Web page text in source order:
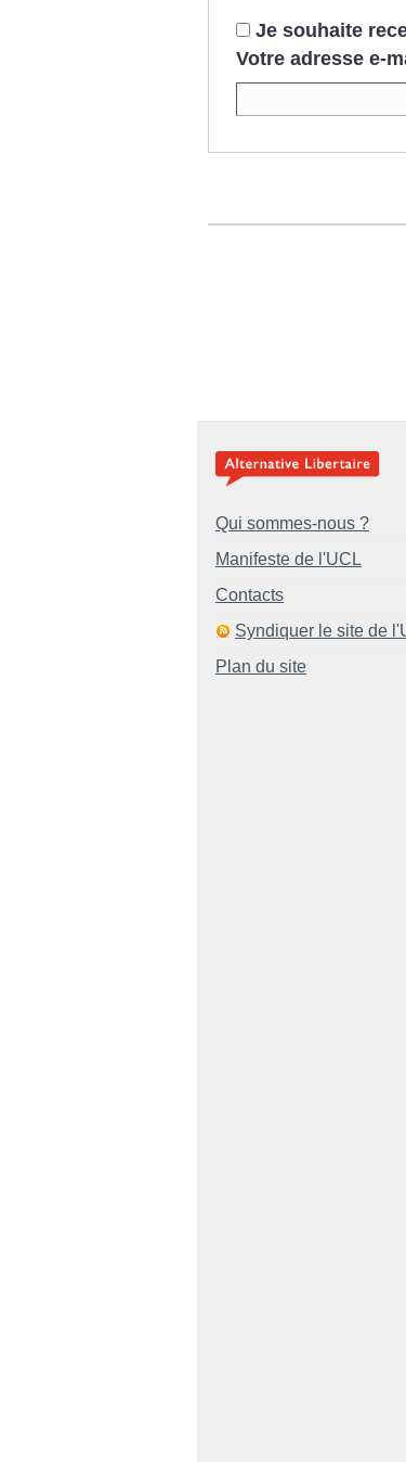
Je souhaite
Votre adresse e-
Qui sommes-nous ?
Manifeste de l'UCL
Contacts
Syndiquer le site de
Plan du site